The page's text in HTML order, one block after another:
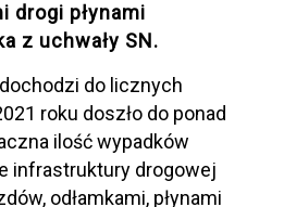
drogi płynami
z uchwały SN.
do licznych
roku doszło do ponad
ilość wypadków
infrastruktury drogowej
odłamkami, płynami